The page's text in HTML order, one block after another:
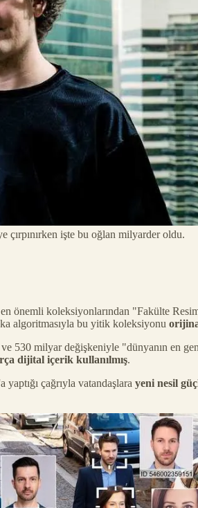
işte bu oğlan milyarder oldu.
önemli koleksiyonlarından "Fakülte
algoritmasıyla bu yitik koleksiyonu
530 milyar değişkeniyle "dünyanın en
dijital içerik kullanılmış.
çağrıyla vatandaşlara yeni nesil